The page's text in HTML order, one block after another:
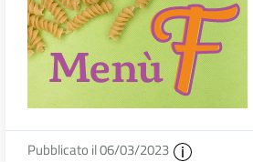
Pubblicato il 06/03/2023